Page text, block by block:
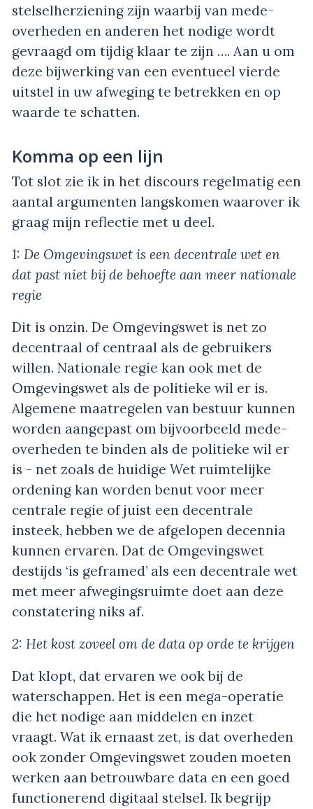
stelselherziening zijn waarbij van mede-
overheden en anderen het nodige wordt
gevraagd om tijdig klaar te zijn …. Aan u om
deze bijwerking van een eventueel vierde
uitstel in uw afweging te betrekken en op
waarde te schatten.
Komma op een lijn
Tot slot zie ik in het discours regelmatig een
aantal argumenten langskomen waarover ik
graag mijn reflectie met u deel.
1: De Omgevingswet is een decentrale wet en
dat past niet bij de behoefte aan meer nationale
regie
Dit is onzin. De Omgevingswet is net zo
decentraal of centraal als de gebruikers
willen. Nationale regie kan ook met de
Omgevingswet als de politieke wil er is.
Algemene maatregelen van bestuur kunnen
worden aangepast om bijvoorbeeld mede-
overheden te binden als de politieke wil er
is - net zoals de huidige Wet ruimtelijke
ordening kan worden benut voor meer
centrale regie of juist een decentrale
insteek, hebben we de afgelopen decennia
kunnen ervaren. Dat de Omgevingswet
destijds ‘is geframed’ als een decentrale wet
met meer afwegingsruimte doet aan deze
constatering niks af.
2: Het kost zoveel om de data op orde te krijgen
Dat klopt, dat ervaren we ook bij de
waterschappen. Het is een mega-operatie
die het nodige aan middelen en inzet
vraagt. Wat ik ernaast zet, is dat overheden
ook zonder Omgevingswet zouden moeten
werken aan betrouwbare data en een goed
functionerend digitaal stelsel. Ik begrijp